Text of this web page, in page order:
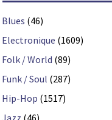
Blues (46)
Electronique (1609)
Folk / World (89)
Funk / Soul (287)
Hip-Hop (1517)
Jazz (46)